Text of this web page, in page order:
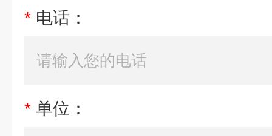
* 电话：
* 单位：